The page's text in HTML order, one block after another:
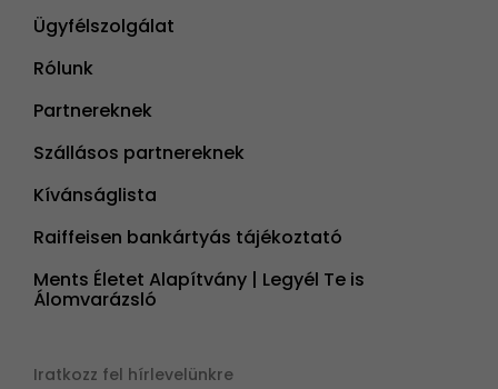
Ügyfélszolgálat
Rólunk
Partnereknek
Szállásos partnereknek
Kívánságlista
Raiffeisen bankártyás tájékoztató
Ments Életet Alapítvány | Legyél Te is
Álomvarázsló
Iratkozz fel hírlevelünkre